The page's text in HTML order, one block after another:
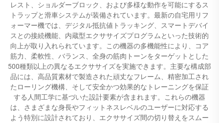
レスト、ショルダーブロック、および多様な動作を可能にするス
トラップと滑車システムが装備されています。最新の自宅用リフ
ォーマー機では、デジタル抵抗値トラッキング、スマートデバイ
スとの接続機能、内蔵型エクササイズプログラムといった技術的
向上が取り入れられています。この機器の多機能性により、コア
筋力、柔軟性、バランス、全身の筋肉トーンをターゲットとした
500種類以上の異なるエクササイズを実施できます。主要な構成部
品には、高品質素材で製造された頑丈なフレーム、精密加工され
たローリング機構、そして安全かつ効果的なトレーニングを保証
する人間工学に基づいた設計要素が含まれます。これらの機器
は、さまざまな身長やフィットネスレベルのユーザーに対応する
よう特別に設計されており、エクササイズ間の切り替えをスムー